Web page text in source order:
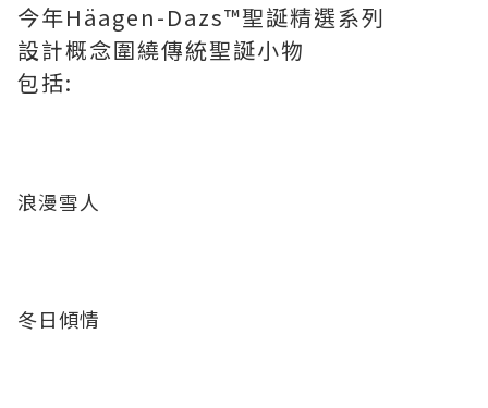
今年Häagen-Dazs™聖誕精選系列
設計概念圍繞傳統聖誕小物
包括:
浪漫雪人
冬日傾情